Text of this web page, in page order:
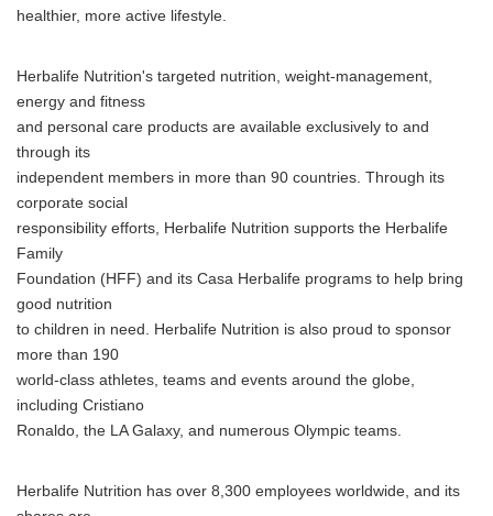
healthier, more active lifestyle.
Herbalife Nutrition's targeted nutrition, weight-management,
energy and fitness
and personal care products are available exclusively to and
through its
independent members in more than 90 countries. Through its
corporate social
responsibility efforts, Herbalife Nutrition supports the Herbalife
Family
Foundation (HFF) and its Casa Herbalife programs to help bring
good nutrition
to children in need. Herbalife Nutrition is also proud to sponsor
more than 190
world-class athletes, teams and events around the globe,
including Cristiano
Ronaldo, the LA Galaxy, and numerous Olympic teams.
Herbalife Nutrition has over 8,300 employees worldwide, and its